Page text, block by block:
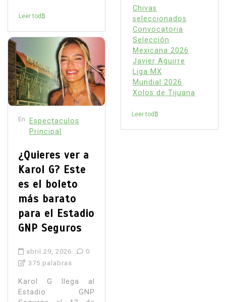
Leer todo
En
Espectaculos
Principal
¿Quieres ver a
Karol G? Este
es el boleto
más barato
para el Estadio
GNP Seguros
abril 29, 2026
0
375 palabras
Karol G llega al
Estadio GNP
Chivas
seleccionados
Convocatoria
Selección
Mexicana 2026
Javier Aguirre
Liga MX
Mundial 2026
Xolos de Tijuana
Leer todo